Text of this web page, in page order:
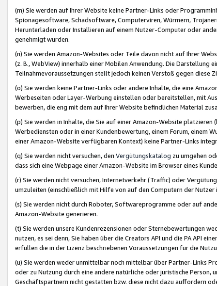
(m) Sie werden auf Ihrer Website keine Partner-Links oder
Spionagesoftware, Schadsoftware, Computerviren, Würmern,
Herunterladen oder Installieren auf einem Nutzer-Computer oder
genehmigt wurden.
(n) Sie werden Amazon-Websites oder Teile davon nicht auf Ihrer
(z. B., WebView) innerhalb einer Mobilen Anwendung. Die Darstellung
Teilnahmevoraussetzungen stellt jedoch keinen Verstoß gegen diese
(o) Sie werden keine Partner-Links oder andere Inhalte, die eine
Werbeseiten oder Layer-Werbung einstellen oder bereitstellen, mit
bewerben, die eng mit dem auf Ihrer Website befindlichen Material
(p) Sie werden in Inhalte, die Sie auf einer Amazon-Website
Werbediensten oder in einer Kundenbewertung, einem Forum, einem
einer Amazon-Website verfügbaren Kontext) keine Partner-Links
(q) Sie werden nicht versuchen, den Vergütungskatalog zu umgehen
dass sich eine Webpage einer Amazon-Website im Browser eines
(r) Sie werden nicht versuchen, Internetverkehr (Traffic) oder
umzuleiten (einschließlich mit Hilfe von auf den Computern der
(s) Sie werden nicht durch Roboter, Softwareprogramme oder auf
Amazon-Website generieren.
(t) Sie werden unsere Kundenrezensionen oder Sternebewertungen
nutzen, es sei denn, Sie haben über die Creators API und die PA API
erfüllen die in der Lizenz beschriebenen Voraussetzungen für die
(u) Sie werden weder unmittelbar noch mittelbar über Partner-Links
oder zu Nutzung durch eine andere natürliche oder juristische
Geschäftspartnern nicht gestatten bzw. diese nicht dazu auffordern